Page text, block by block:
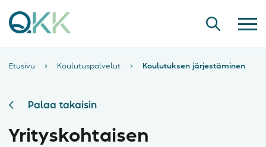
Etusivu › Koulutuspalvelut › Koulutuksen järjestäminen
Palaa takaisin
Yrityskohtaisen